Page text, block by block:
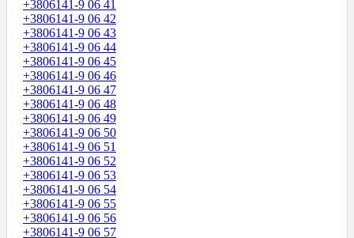
+3806141-9 06 41
+3806141-9 06 42
+3806141-9 06 43
+3806141-9 06 44
+3806141-9 06 45
+3806141-9 06 46
+3806141-9 06 47
+3806141-9 06 48
+3806141-9 06 49
+3806141-9 06 50
+3806141-9 06 51
+3806141-9 06 52
+3806141-9 06 53
+3806141-9 06 54
+3806141-9 06 55
+3806141-9 06 56
+3806141-9 06 57